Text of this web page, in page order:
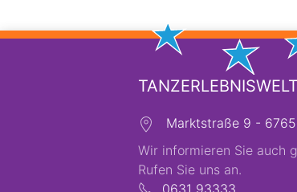
Marktstraße 9 -
Wir informieren Sie auch
Rufen Sie uns an.
0631 93333